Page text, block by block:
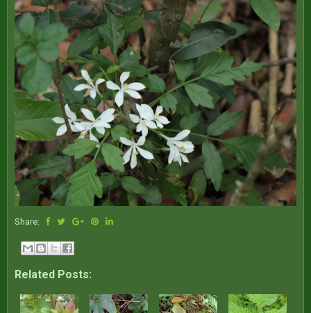
Share:
Related Posts: